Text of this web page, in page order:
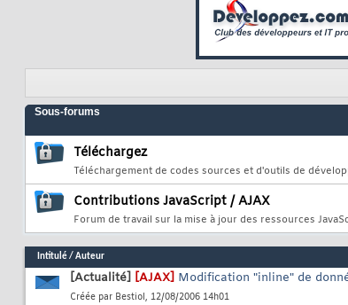
Sous-forums
Téléchargez
Téléchargement de codes sources et d'outils de
Contributions JavaScript / AJAX
Forum de travail sur la mise à jour des ressources
Intitulé/ Auteur
[Actualité] [AJAX] Modification "inline" de
Créée par Bestiol, 12/08/2006 14h01